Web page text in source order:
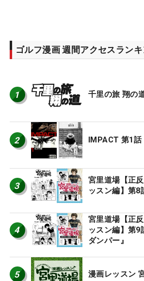
ゴルフ漫画 週間アクセスラン
1 千里の旅 翔の
2 IMPACT 第1話
3
宮里道場【正
ッスン編】第8
4
宮里道場【正
ッスン編】第9
ダンパー』
5 漫画レッスン